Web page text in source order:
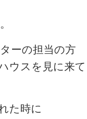
ーの担当の方
ウスを見に来て
た時に